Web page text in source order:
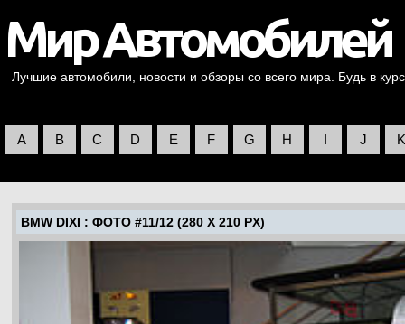
Лучшие автомобили, новости и обзоры со всего мира. Будь в
A B C D E F G H I J K
BMW DIXI : ФОТО #11/12 (280 X 210 PX)